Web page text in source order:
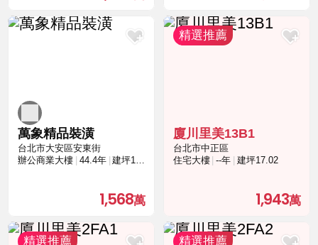
萬象精品裝潢
台北市大安區安東街
辦公商業大樓
44.4年 建坪14.98
1,568
廈川里美13B1
台北市中正區
住宅大樓
--年 建坪17.02
1,943